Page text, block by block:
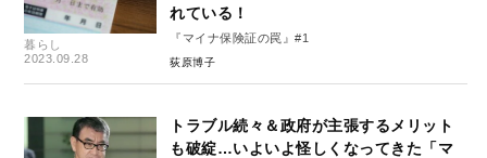
暮らし
2023.09.28
れている！
『マイナ保険証の罠』#1
荻原博子
トラブル続々＆政府が主張するメリット
も破綻…いよいよ怪しくなってきた「マ